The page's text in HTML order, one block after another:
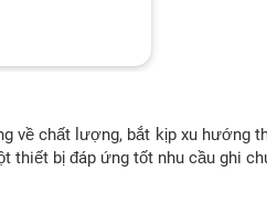
về chất lượng, bắt kịp xu hướng
thiết bị đáp ứng tốt nhu cầu ghi